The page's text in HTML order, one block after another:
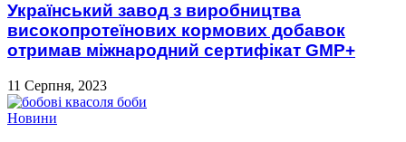
Український завод з виробництва
високопротеїнових кормових добавок
отримав міжнародний сертифікат GMP+
11 Серпня, 2023
Новини